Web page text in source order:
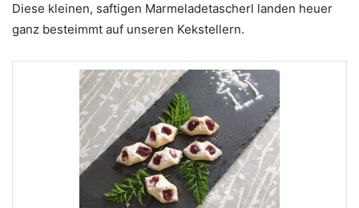
Diese kleinen, saftigen Marmeladetascherl landen heuer
ganz besteimmt auf unseren Kekstellern.